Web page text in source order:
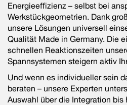
Energieeffizienz – selbst bei
Werkstückgeometrien. Dank
unsere Lösungen universell
Qualität Made in Germany. Die
schnellen Reaktionszeiten
Spannsystemen steigern aktiv
Und wenn es individueller sein
beraten – unsere Experten
Auswahl über die Integration bis